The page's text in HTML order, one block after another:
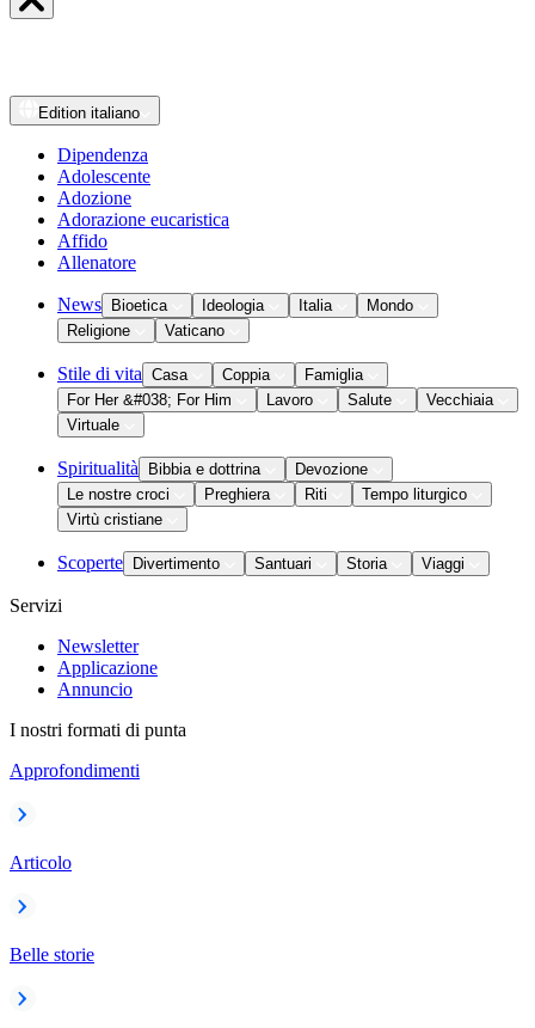
Edition italiano
Dipendenza
Adolescente
Adozione
Adorazione eucaristica
Affido
Allenatore
News Bioetica Ideologia Italia
Mondo
Religione
Vaticano
Stile di vita Casa Coppia
Famiglia
For Her &#038; For Him
Lavoro Salute
Vecchiaia
Virtuale
Spiritualità Bibbia e dottrina
Devozione
Le nostre croci
Preghiera Riti
Tempo liturgico
Virtù cristiane
Scoperte Divertimento Santuari Storia Viaggi
Servizi
Newsletter
Applicazione
Annuncio
I nostri formati di punta
Approfondimenti
Articolo
Belle storie